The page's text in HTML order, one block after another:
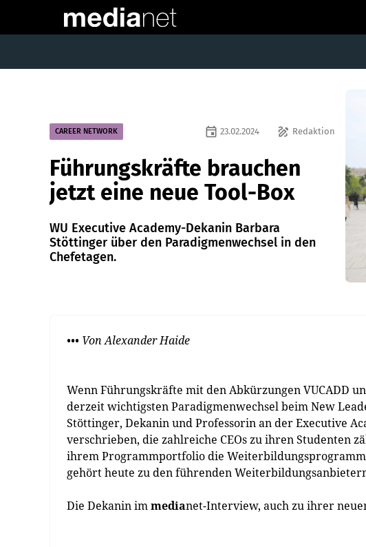
CAREER NETWORK draw Redaktion
event 23.02.2024
Führungskräfte brauchen
jetzt eine neue Tool-Box
WU Executive Academy-Dekanin Barbara
Stöttinger über den Paradigmenwechsel in den
Chefetagen.
••• Von Alexander Haide
Wenn Führungskräfte mit den Abkürzungen VUCADD
derzeit wichtigsten Paradigmenwechsel beim New
Stöttinger, Dekanin und Professorin an der Executive
verschrieben, die zahlreiche CEOs zu ihren Studenten
ihrem Programmportfolio die
gehört heute zu den führenden
Die Dekanin immedianet-Interview, auch zu ihrer